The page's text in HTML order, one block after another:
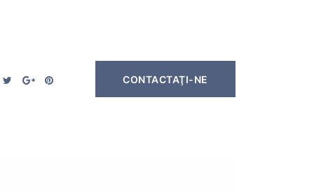
CONTACTAŢI-NE